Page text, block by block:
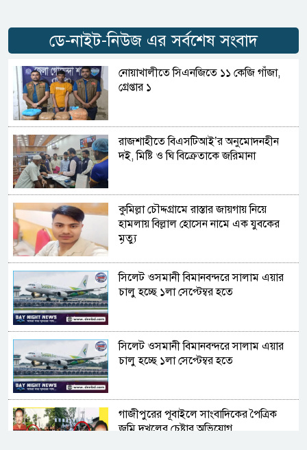
ডে-নাইট-নিউজ এর সর্বশেষ সংবাদ
নোয়াখালীতে সিএনজিতে ১১ কেজি গাঁজা,
গ্রেপ্তার ১
রাজশাহীতে বিএসটিআই’র অনুমোদনহীন
দই, মিষ্টি ও ঘি বিক্রেতাকে জরিমানা
কুমিল্লা চৌদ্দগ্রামে রাস্তার জায়গায় নিয়ে
হামলায় বিল্লাল হোসেন নামে এক যুবকের
মৃত্যু
সিলেট ওসমানী বিমানবন্দরে সালাম এয়ার
চালু হচ্ছে ১লা সেপ্টেম্বর হতে
সিলেট ওসমানী বিমানবন্দরে সালাম এয়ার
চালু হচ্ছে ১লা সেপ্টেম্বর হতে
গাজীপুরের পূবাইলে সাংবাদিকের পৈত্রিক
জমি দখলের চেষ্টার অভিযোগ